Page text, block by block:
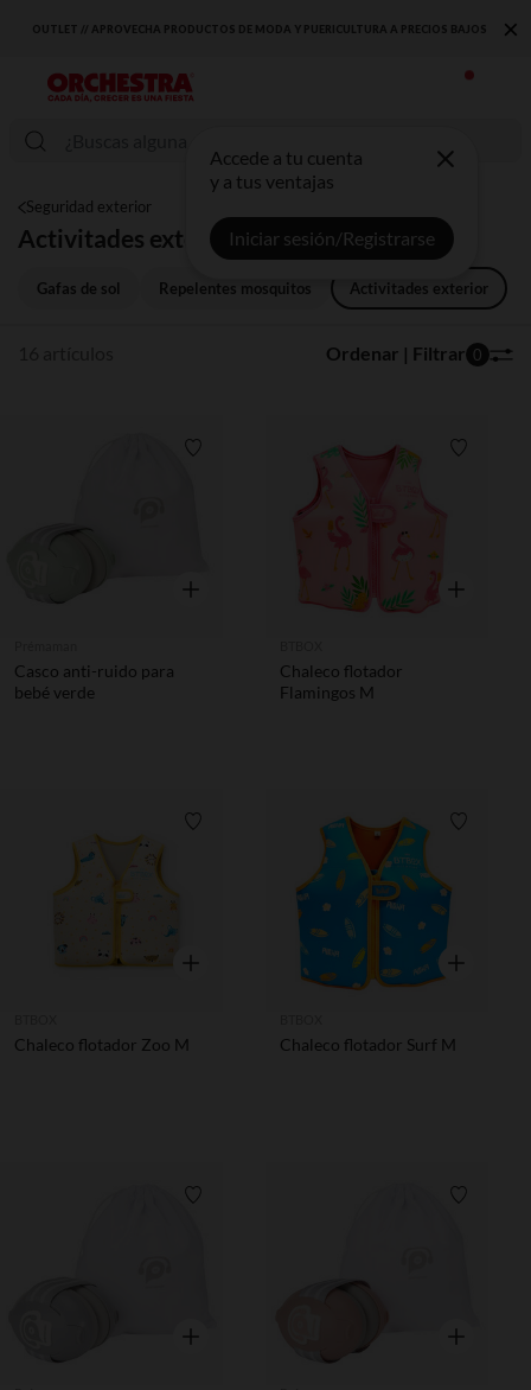
OUTLET // APROVECHA PRODUCTOS DE MODA Y PUERICULTURA A PRECIOS BAJOS ×
Accede a tu cuenta
y a tus ventajas
Iniciar sesión/Registrarse
Seguridad exterior
Activitades exterior
Gafas de sol Repelentes mosquitos Activitades exterior
Ordenar | Filtrar 0
Lista de requisitos
Vista rápida
Casco anti-ruido para
bebé verde
Vista rápida
Chaleco flotador
Flamingos M
Lista de requisitos
Vista rápida
Chaleco flotador Zoo M
Vista rápida
Chaleco flotador Surf M
Vista rápida Vista rápida